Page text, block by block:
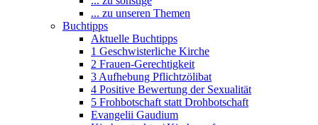
... zu unseren Themen
Buchtipps
Aktuelle Buchtipps
1 Geschwisterliche Kirche
2 Frauen-Gerechtigkeit
3 Aufhebung Pflichtzölibat
4 Positive Bewertung der Sexualität
5 Frohbotschaft statt Drohbotschaft
Evangelii Gaudium